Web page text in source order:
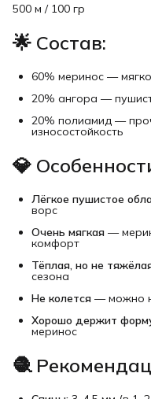
500 м / 100 гр
🌟 Состав:
60% меринос —
20% ангора —
20% полиамид —
износостойкость
💎
Лёгкое пушистое
ворс
Очень мягкая —
комфорт
Тёплая, но не
сезона
Не колется — можно
Хорошо держит
меринос
🧶